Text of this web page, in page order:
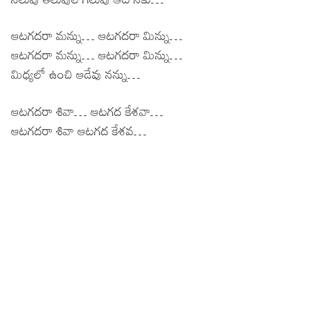
ఆటగదరా మన్ను… ఆటగదరా మిన్ను…
ఆటగదరా మన్ను… ఆటగదరా మిన్ను…
మిధ్యలో ఉంచి ఆడేవు నన్ను…
ఆటగదరా శివా… ఆటగద కేశవా…
ఆటగదరా శివా ఆటగద కేశవ…